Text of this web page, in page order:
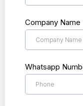
Company Name
Whatsapp